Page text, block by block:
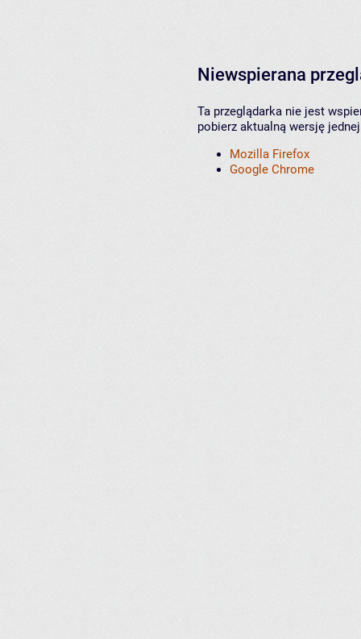
Niewspierana
Ta przeglądarka nie jest
pobierz aktualną wersję
Mozilla Firefox
Google Chrome